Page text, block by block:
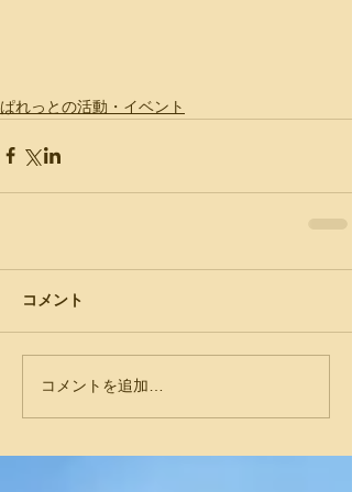
ぱれっとの活動・イベント
コメント
コメントを追加…